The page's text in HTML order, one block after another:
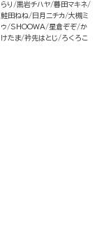
らり
黒岩チハヤ 暮田マキネ
鮭田ねね
日月ニチカ 大槻ミ
ゥ SHOOWA 星倉ぞぞ か
けたま 衿先はとじ ろくろこ